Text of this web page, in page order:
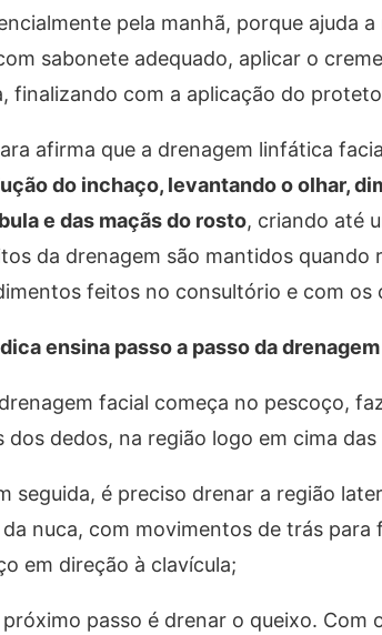
pela manhã, porque ajuda
sabonete adequado, aplicar o
finalizando com a aplicação do
afirma que a drenagem linfática
do inchaço, levantando o olhar,
e das maçãs do rosto, criando até
da drenagem são mantidos
feitos no consultório e com os
ensina passo a passo da
facial começa no pescoço,
dos dedos, na região logo em cima
é preciso drenar a região
nuca, com movimentos de trás
em direção à clavícula;
passo é drenar o queixo. Com